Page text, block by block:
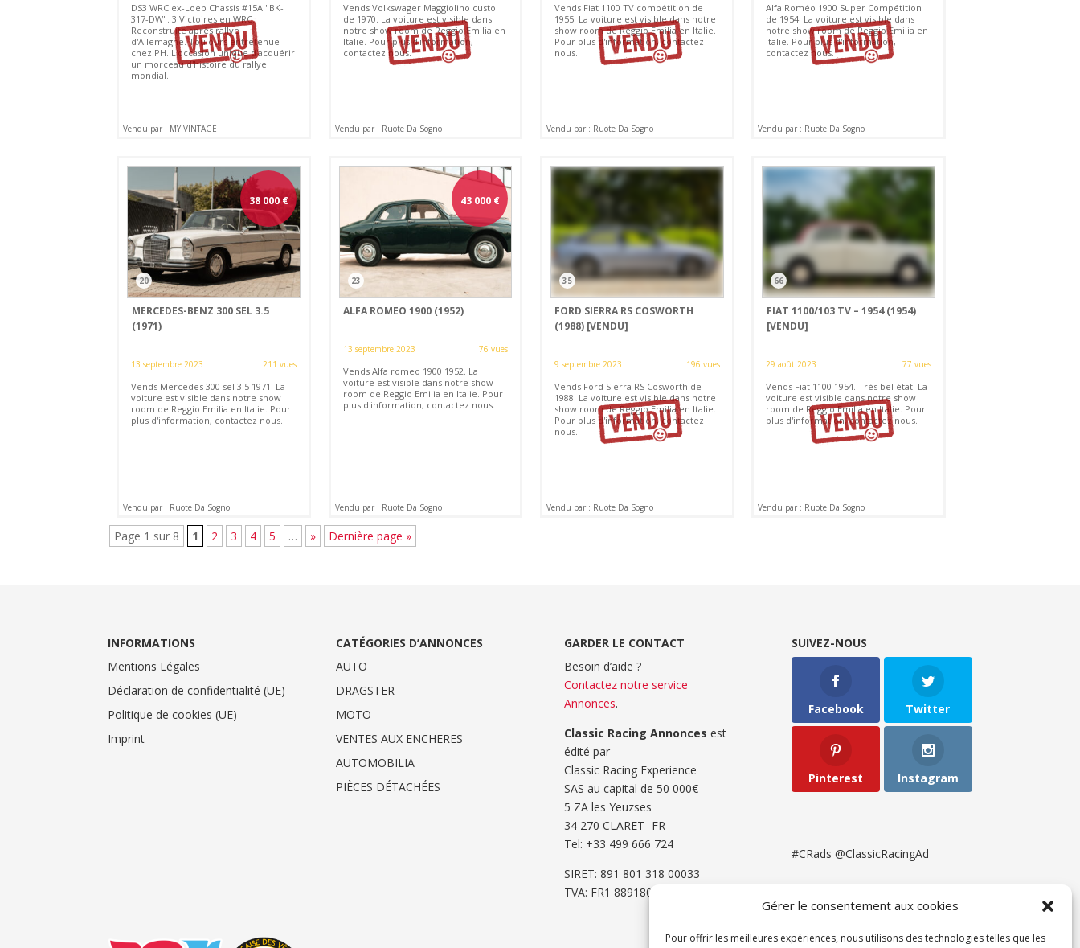
Gérer le consentement aux cookies
Pour offrir les meilleures expériences, nous utilisons des technologies telles que les
DS3 WRC ex-Loeb Chassis #15A "BK-
317-DW". 3 Victoires en WRC.
Reconstruite après rallye
d'Allemagne. Toujours entretenue
chez PH. L'occasion unique d'acquérir
un morceau d'histoire du rallye
mondial.
Vendu par : MY VINTAGE
Vends Volkswager Maggiolino custo
de 1970. La voiture est visible dans
notre show room de Reggio Emilia en
Italie. Pour plus d'information,
contactez nous.
Vendu par : Ruote Da Sogno
Vends Fiat 1100 TV compétition de
1955. La voiture est visible dans notre
show room de Reggio Emilia en Italie.
Pour plus d'information, contactez
nous.
Vendu par : Ruote Da Sogno
Alfa Roméo 1900 Super Compétition
de 1954. La voiture est visible dans
notre show room de Reggio Emilia en
Italie. Pour plus d'information,
contactez nous.
Vendu par : Ruote Da Sogno
38 000€
20
MERCEDES-BENZ 300 SEL 3.5
(1971)
13 septembre 2023 211 vues
Vends Mercedes 300 sel 3.5 1971. La
voiture est visible dans notre show
room de Reggio Emilia en Italie. Pour
plus d'information, contactez nous.
Vendu par : Ruote Da Sogno
43 000€
23
ALFA ROMEO 1900 (1952)
13 septembre 2023 76 vues
Vends Alfa romeo 1900 1952. La
voiture est visible dans notre show
room de Reggio Emilia en Italie. Pour
plus d'information, contactez nous.
Vendu par : Ruote Da Sogno
35
FORD SIERRA RS COSWORTH
(1988) [VENDU]
9 septembre 2023 196 vues
Vends Ford Sierra RS Cosworth de
1988. La voiture est visible dans notre
show room de Reggio Emilia en Italie.
Pour plus d'information, contactez
nous.
Vendu par : Ruote Da Sogno
66
FIAT 1100/103 TV – 1954 (1954)
[VENDU]
29 août 2023 77 vues
Vends Fiat 1100 1954. Très bel état. La
voiture est visible dans notre show
room de Reggio Emilia en Italie. Pour
plus d'information, contactez nous.
Vendu par : Ruote Da Sogno
Page 1 sur 8 1 2 3 4 5 … » Dernière page »
INFORMATIONS
Mentions Légales
Déclaration de confidentialité (UE)
Politique de cookies (UE)
Imprint
CATÉGORIES D’ANNONCES
AUTO
DRAGSTER
MOTO
VENTES AUX ENCHERES
AUTOMOBILIA
PIÈCES DÉTACHÉES
GARDER LE CONTACT
Besoin d’aide ?
Contactez notre service
Annonces.
Classic Racing Annonces est
édité par
Classic Racing Experience
SAS au capital de 50 000€
5 ZA les Yeuzses
34 270 CLARET -FR-
Tel: ‭+33 499 666 724‬
SIRET: 891 801 318 00033
TVA: FR1 8891801318
SUIVEZ-NOUS
Facebook Twitter
Pinterest Instagram
#CRads @ClassicRacingAd